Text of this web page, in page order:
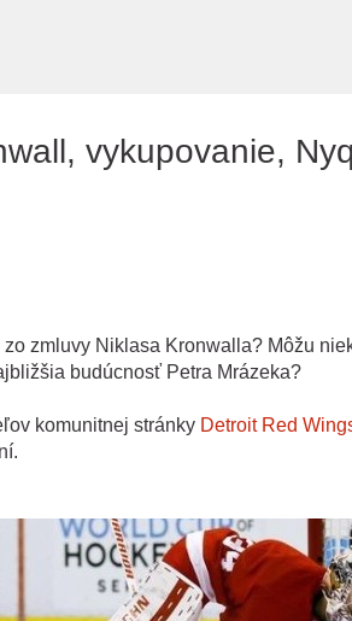
vykupovanie,
zmluvy Niklasa Kronwalla? Môžu
budúcnosť Petra Mrázeka?
komunitnej stránky Detroit Red